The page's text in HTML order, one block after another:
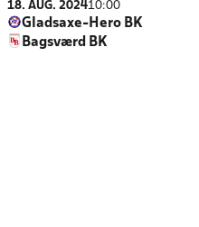
18. AUG. 202410:00
Gladsaxe-Hero BK
Bagsværd BK